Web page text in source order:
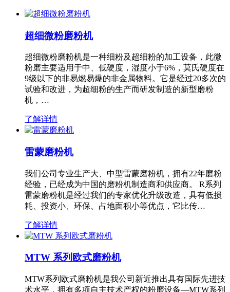
超细微粉磨粉机
超细微粉磨粉机是一种细粉及超细粉的加工设备，此微
粉磨主要适用于中、低硬度，湿度小于6%，莫氏硬度在
9级以下的非易燃易爆的非金属物料。它是经过20多次的
试验和改进，为超细粉的生产而研发制造的新型磨粉
机，…
了解详情
雷蒙磨粉机
我们公司专业生产大、中型雷蒙磨粉机，拥有22年磨粉
经验，已经成为中国的磨粉机制造商和供应商。 R系列
雷蒙磨粉机是经过我们的专家优化升级改造，具有低损
耗、投资小、环保、占地面积小等优点，它比传…
了解详情
MTW 系列欧式磨粉机
MTW系列欧式磨粉机是我公司新近推出具有国际先进技
术水平，拥有多项自主技术产权的粉磨设备—MTW系列